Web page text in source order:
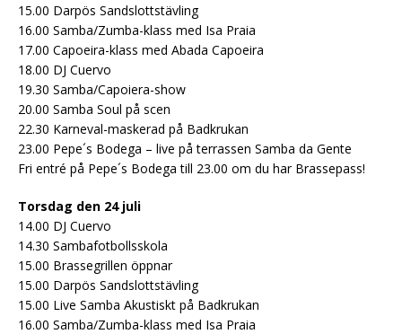
15.00 Darpös Sandslottstävling
16.00 Samba/Zumba-klass med Isa Praia
17.00 Capoeira-klass med Abada Capoeira
18.00 DJ Cuervo
19.30 Samba/Capoiera-show
20.00 Samba Soul på scen
22.30 Karneval-maskerad på Badkrukan
23.00 Pepe´s Bodega – live på terrassen Samba da Gente
Fri entré på Pepe´s Bodega till 23.00 om du har Brassepass!
Torsdag den 24 juli
14.00 DJ Cuervo
14.30 Sambafotbollsskola
15.00 Brassegrillen öppnar
15.00 Darpös Sandslottstävling
15.00 Live Samba Akustiskt på Badkrukan
16.00 Samba/Zumba-klass med Isa Praia